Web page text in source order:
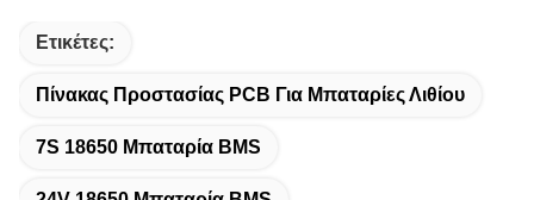
Ετικέτες:
Πίνακας Προστασίας PCB Για Μπαταρίες Λιθίου
7S 18650 Μπαταρία BMS